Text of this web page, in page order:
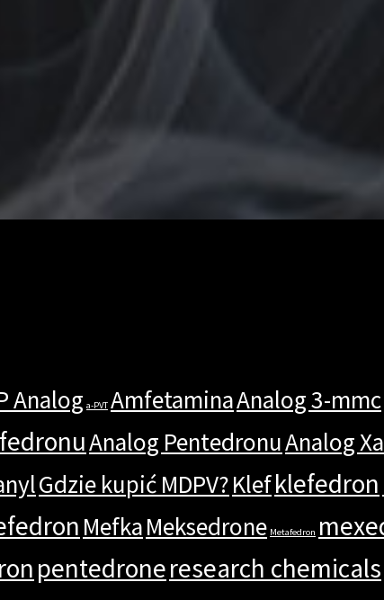
Analog a-PVT AmfetaminaAnalog 3-mmc
Analog PentedronuAnalog
Gdzie kupić MDPV?Klefklefedron
MefkaMeksedrone Metafedron
pentedroneresearch chemicals